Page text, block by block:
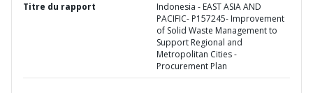
Titre du rapport
Indonesia - EAST ASIA AND
PACIFIC- P157245- Improvement
of Solid Waste Management to
Support Regional and
Metropolitan Cities -
Procurement Plan